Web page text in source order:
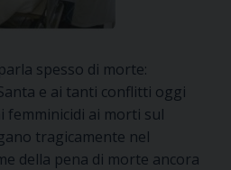
spesso di morte:
e ai tanti conflitti oggi
femminicidi ai morti sul
tragicamente nel
della pena di morte ancora